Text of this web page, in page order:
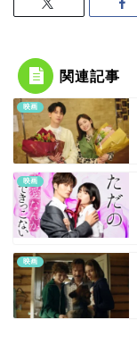
関連記事
映画
映画
映画